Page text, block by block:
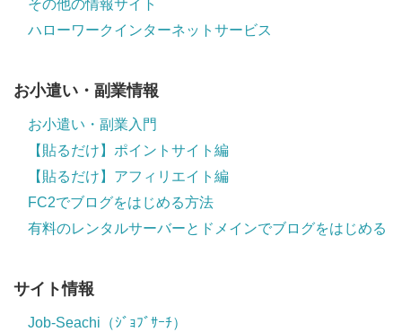
その他の情報サイト
ハローワークインターネットサービス
お小遣い・副業情報
お小遣い・副業入門
【貼るだけ】ポイントサイト編
【貼るだけ】アフィリエイト編
FC2でブログをはじめる方法
有料のレンタルサーバーとドメインでブログをはじめる
サイト情報
Job-Seachi（ｼﾞｮﾌﾞｻｰﾁ）